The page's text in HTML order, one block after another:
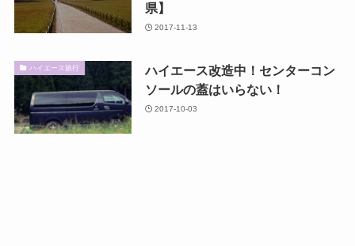
県】
2017-11-13
ハイエース旅行
ハイエース改造中！センターコン
ソールの蓋はいらない！
2017-10-03